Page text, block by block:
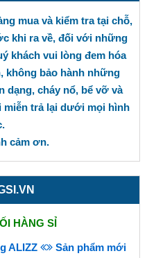
mua và kiểm tra tại chỗ,
khi ra về, đối với những
khách vui lòng đem hóa
không bảo hành những
dạng, cháy nổ, bể vỡ và
miễn trả lại dưới mọi hình
cảm ơn.
HÀNG SỈ
ALIZZ
Sản phẩm mới